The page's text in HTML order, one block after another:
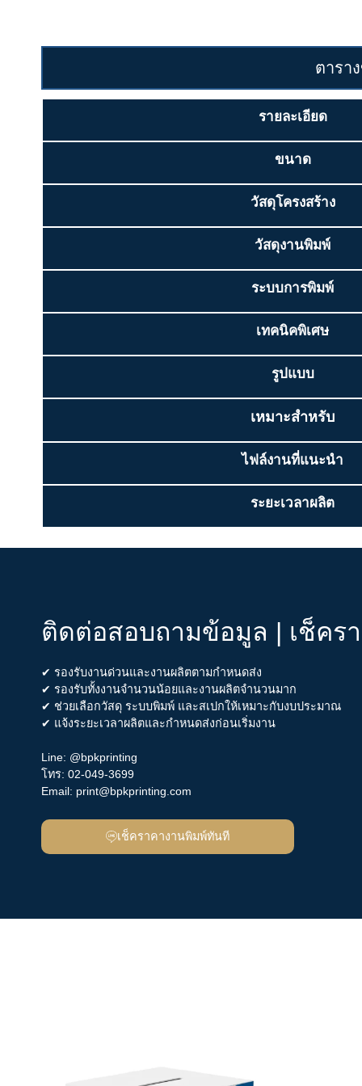
ตารา
รายละเอียด
ขนาด
วัสดุโครงสร้าง
วัสดุงานพิมพ์
ระบบการพิมพ์
เทคนิคพิเศษ
รูปแบบ
เหมาะสำหรับ
ไฟล์งานที่แนะนำ
ระยะเวลาผลิต
ติดต่อสอบถามข้อมูล | เช็คร
✔ รองรับงานด่วนและงานผลิตตามกำหนดส่ง
✔ รองรับทั้งงานจำนวนน้อยและงานผลิตจำนวนมาก
✔ ช่วยเลือกวัสดุ ระบบพิมพ์ และสเปกให้เหมาะกับงบประมาณ
✔ แจ้งระยะเวลาผลิตและกำหนดส่งก่อนเริ่มงาน
Line: @bpkprinting
โทร: 02-049-3699
Email: print@bpkprinting.com
เช็คราคางานพิมพ์ทันที